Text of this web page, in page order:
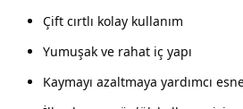
Çift cırtlı kolay kullanım
Yumuşak ve rahat iç yapı
Kaymayı azaltmaya yardımcı